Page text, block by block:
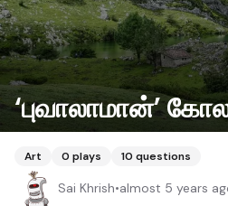
‘புவாலாமான்’
Art 0 plays 10 questions
Sai Khrish•almost 5 years